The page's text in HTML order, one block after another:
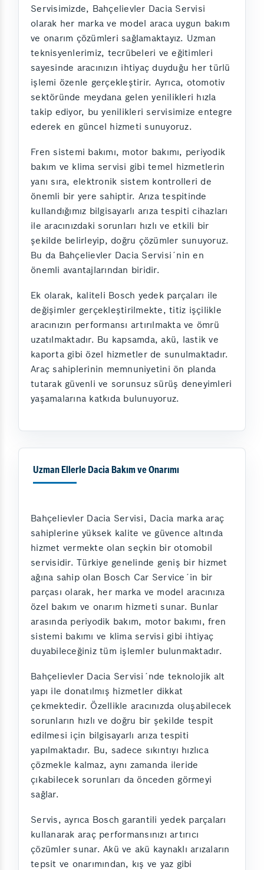
Servisimizde, Bahçelievler Dacia Servisi
olarak her marka ve model araca uygun bakım
ve onarım çözümleri sağlamaktayız. Uzman
teknisyenlerimiz, tecrübeleri ve eğitimleri
sayesinde aracınızın ihtiyaç duyduğu her türlü
işlemi özenle gerçekleştirir. Ayrıca, otomotiv
sektöründe meydana gelen yenilikleri hızla
takip ediyor, bu yenilikleri servisimize entegre
ederek en güncel hizmeti sunuyoruz.
Fren sistemi bakımı, motor bakımı, periyodik
bakım ve klima servisi gibi temel hizmetlerin
yanı sıra, elektronik sistem kontrolleri de
önemli bir yere sahiptir. Arıza tespitinde
kullandığımız bilgisayarlı arıza tespiti cihazları
ile aracınızdaki sorunları hızlı ve etkili bir
şekilde belirleyip, doğru çözümler sunuyoruz.
Bu da Bahçelievler Dacia Servisi´nin en
önemli avantajlarından biridir.
Ek olarak, kaliteli Bosch yedek parçaları ile
değişimler gerçekleştirilmekte, titiz işçilikle
aracınızın performansı artırılmakta ve ömrü
uzatılmaktadır. Bu kapsamda, akü, lastik ve
kaporta gibi özel hizmetler de sunulmaktadır.
Araç sahiplerinin memnuniyetini ön planda
tutarak güvenli ve sorunsuz sürüş deneyimleri
yaşamalarına katkıda bulunuyoruz.
Uzman Ellerle Dacia Bakım ve Onarımı
Bahçelievler Dacia Servisi, Dacia marka araç
sahiplerine yüksek kalite ve güvence altında
hizmet vermekte olan seçkin bir otomobil
servisidir. Türkiye genelinde geniş bir hizmet
ağına sahip olan Bosch Car Service´in bir
parçası olarak, her marka ve model aracınıza
özel bakım ve onarım hizmeti sunar. Bunlar
arasında periyodik bakım, motor bakımı, fren
sistemi bakımı ve klima servisi gibi ihtiyaç
duyabileceğiniz tüm işlemler bulunmaktadır.
Bahçelievler Dacia Servisi´nde teknolojik alt
yapı ile donatılmış hizmetler dikkat
çekmektedir. Özellikle aracınızda oluşabilecek
sorunların hızlı ve doğru bir şekilde tespit
edilmesi için bilgisayarlı arıza tespiti
yapılmaktadır. Bu, sadece sıkıntıyı hızlıca
çözmekle kalmaz, aynı zamanda ileride
çıkabilecek sorunları da önceden görmeyi
sağlar.
Servis, ayrıca Bosch garantili yedek parçaları
kullanarak araç performansınızı artırıcı
çözümler sunar. Akü ve akü kaynaklı arızaların
tepsit ve onarımından, kış ve yaz gibi